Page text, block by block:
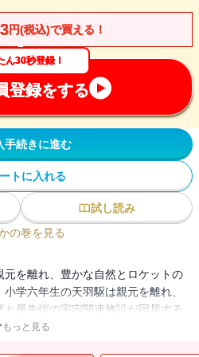
円(税込)で買える！
ん30秒登録！
登録をする
手続きに進む
トに入れる
試し読み
の巻を見る
を離れ、豊かな自然とロケットの
学六年生の天羽駆は親元を離れ、
最先端の宇宙関連施設が同居する
。同じく宇宙遊学生の周太、萌奈
もっと見る